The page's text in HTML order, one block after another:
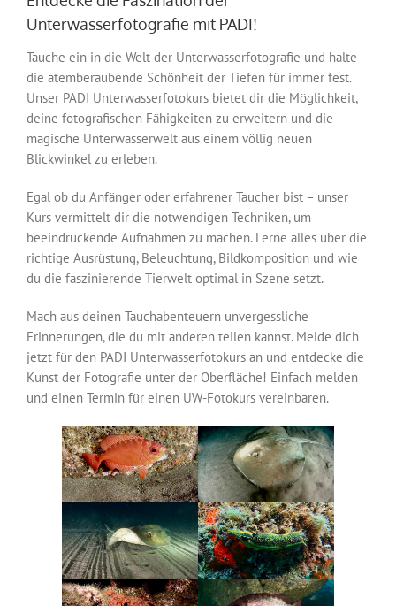
Unterwasserfotografie mit PADI!
Tauche ein in die Welt der Unterwasserfotografie und halte
die atemberaubende Schönheit der Tiefen für immer fest.
Unser PADI Unterwasserfotokurs bietet dir die Möglichkeit,
deine fotografischen Fähigkeiten zu erweitern und die
magische Unterwasserwelt aus einem völlig neuen
Blickwinkel zu erleben.
Egal ob du Anfänger oder erfahrener Taucher bist – unser
Kurs vermittelt dir die notwendigen Techniken, um
beeindruckende Aufnahmen zu machen. Lerne alles über die
richtige Ausrüstung, Beleuchtung, Bildkomposition und wie
du die faszinierende Tierwelt optimal in Szene setzt.
Mach aus deinen Tauchabenteuern unvergessliche
Erinnerungen, die du mit anderen teilen kannst. Melde dich
jetzt für den PADI Unterwasserfotokurs an und entdecke die
Kunst der Fotografie unter der Oberfläche! Einfach melden
und einen Termin für einen UW-Fotokurs vereinbaren.